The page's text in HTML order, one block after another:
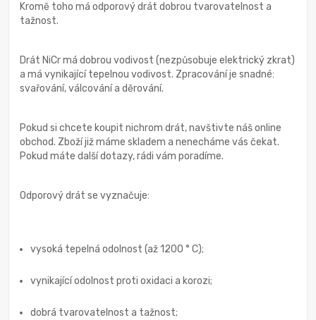
Kromě toho má odporový drát dobrou tvarovatelnost a
tažnost.
Drát NiCr má dobrou vodivost (nezpůsobuje elektrický zkrat)
a má vynikající tepelnou vodivost. Zpracování je snadné:
svařování, válcování a děrování.
Pokud si chcete koupit nichrom drát, navštivte náš online
obchod. Zboží již máme skladem a nenecháme vás čekat.
Pokud máte další dotazy, rádi vám poradíme.
Odporový drát se vyznačuje:
vysoká tepelná odolnost (až 1200 ° C);
vynikající odolnost proti oxidaci a korozi;
dobrá tvarovatelnost a tažnost;